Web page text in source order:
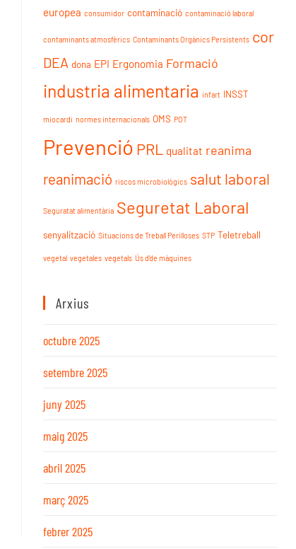
europea consumidor contaminació contaminació laboral
contaminants atmosfèrics Contaminants Orgànics Persistents cor
DEA dona EPI Ergonomia Formació
industria alimentaria infart INSST
miocardi normes internacionals OMS POT
Prevenció PRL qualitat reanima
reanimació riscos microbiològics salut laboral
Seguratat alimentària Seguretat Laboral
senyalització Situacions de Treball Perilloses STP Teletreball
vegetal vegetales vegetals Ús d'de màquines
Arxius
octubre 2025
setembre 2025
juny 2025
maig 2025
abril 2025
març 2025
febrer 2025